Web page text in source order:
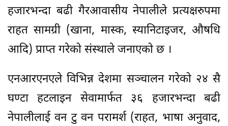
हजारभन्दा बढी गैरआवासीय नेपालीले प्रत्यक्षरुपमा
राहत सामग्री (खाना, मास्क, स्यानिटाइजर, औषधि
आदि) प्राप्त गरेको संस्थाले जनाएको छ ।
एनआरएनएले विभिन्न देशमा सञ्चालन गरेको २४ सै
घण्टा हटलाइन सेवामार्फत ३६ हजारभन्दा बढी
नेपालीलाई वन टु वन परामर्श (राहत, भाषा अनुवाद,